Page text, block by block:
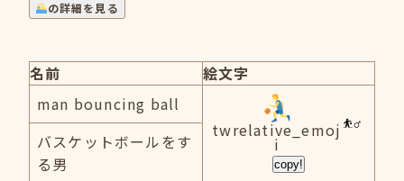
の詳細を見る
名前
絵文字
man bouncing ball
twrelative_emoj
i
copy!
バスケットボールをす
る男